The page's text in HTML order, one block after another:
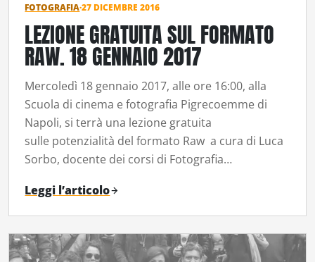
FOTOGRAFIA·27 DICEMBRE 2016
LEZIONE GRATUITA SUL FORMATO
RAW. 18 GENNAIO 2017
Mercoledì 18 gennaio 2017, alle ore 16:00, alla
Scuola di cinema e fotografia Pigrecoemme di
Napoli, si terrà una lezione gratuita
sulle potenzialità del formato Raw a cura di Luca
Sorbo, docente dei corsi di Fotografia…
Leggi l’articolo